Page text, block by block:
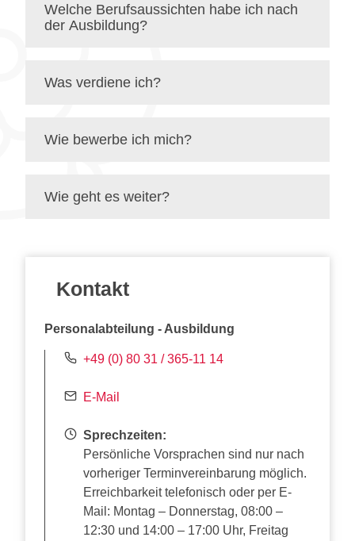
Welche Berufsaussichten habe ich nach
der Ausbildung?
Was verdiene ich?
Wie bewerbe ich mich?
Wie geht es weiter?
Kontakt
Personalabteilung - Ausbildung
+49 (0) 80 31 / 365-11 14
E-Mail
Sprechzeiten:
Persönliche Vorsprachen sind nur nach
vorheriger Terminvereinbarung möglich.
Erreichbarkeit telefonisch oder per E-
Mail: Montag – Donnerstag, 08:00 –
12:30 und 14:00 – 17:00 Uhr, Freitag